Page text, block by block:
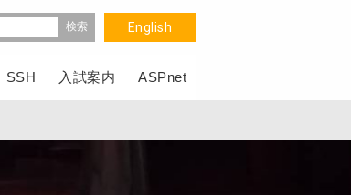
English
SSH 入試案内 ASPnet